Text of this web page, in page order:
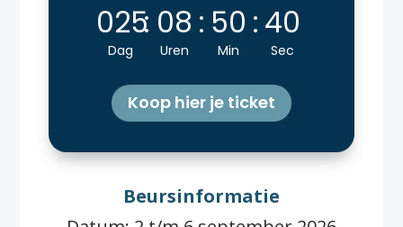
025
Dag
: 08
Uren
: 50
Min
: 40
Sec
Koop hier je ticket
Beursinformatie